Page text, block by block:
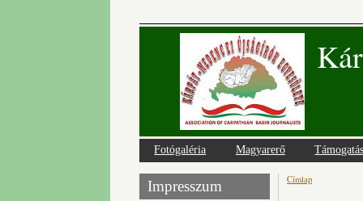
Fotógaléria Magyarerő Támogatás
Impresszum Jelenlegi
Címlap